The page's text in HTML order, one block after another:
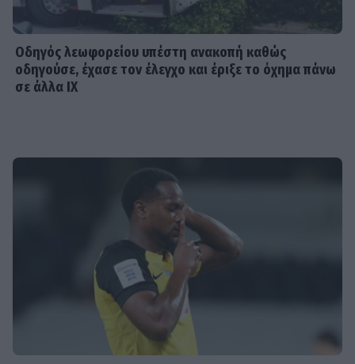
Οδηγός λεωφορείου υπέστη ανακοπή καθώς
οδηγούσε, έχασε τον έλεγχο και έριξε το όχημα πάνω
σε άλλα ΙΧ